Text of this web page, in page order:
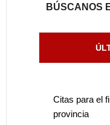
BÚSCANOS
Citas para el
provincia